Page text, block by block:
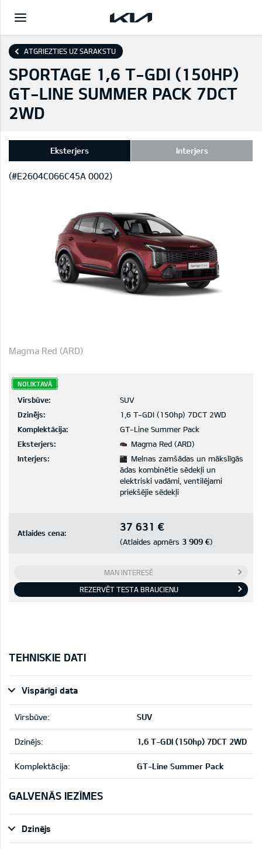
ATGRIEZTIES UZ SARAKSTU
SPORTAGE 1,6 T-GDI (150HP)
GT-LINE SUMMER PACK 7DCT
2WD
Eksterjers Interjers
(#E2604C066C45A 0002)
Magma Red (ARD)
NOLIKTAVĀ
Virsbūve:
SUV
Dzinējs:
1,6 T-GDI (150hp) 7DCT 2WD
Komplektācija:
GT-Line Summer Pack
Eksterjers:
Magma Red (ARD)
Interjers:
Melnas zamšādas un mākslīgās
ādas kombinētie sēdekļi un
elektriski vadāmi, ventilējami
priekšējie sēdekļi
Atlaides cena: 37 631 €
(Atlaides apmērs 3 909 €)
MAN INTERESĒ
REZERVĒT TESTA BRAUCIENU
TEHNISKIE DATI
Vispārīgi data
Virsbūve: SUV
Dzinējs: 1,6 T-GDI (150hp) 7DCT 2WD
Komplektācija: GT-Line Summer Pack
GALVENĀS IEZĪMES
Dzinējs